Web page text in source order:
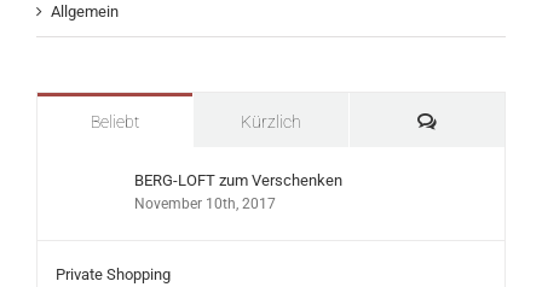
Allgemein
Beliebt Kürzlich Kommentare
BERG-LOFT zum Verschenken
November 10th, 2017
Private Shopping